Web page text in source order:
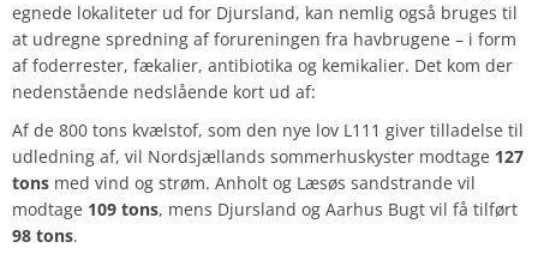
egnede lokaliteter ud for Djursland, kan nemlig også bruges til
at udregne spredning af forureningen fra havbrugene – i form
af foderrester, fækalier, antibiotika og kemikalier. Det kom der
nedenstående nedslående kort ud af:
Af de 800 tons kvælstof, som den nye lov L111 giver tilladelse til
udledning af, vil Nordsjællands sommerhuskyster modtage 127
tons med vind og strøm. Anholt og Læsøs sandstrande vil
modtage 109 tons, mens Djursland og Aarhus Bugt vil få tilført
98 tons.